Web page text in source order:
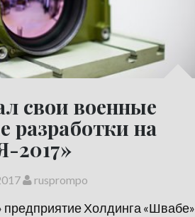
свои военные
разработки на
2017»
rusprompo
Холдинга «Швабе»